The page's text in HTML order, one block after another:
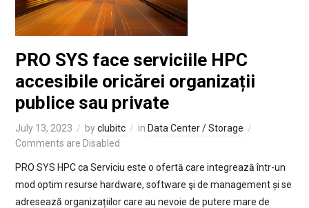
PRO SYS face serviciile HPC
accesibile oricărei organizații
publice sau private
July 13, 2023 byclubitc in Data Center / Storage
Comments are Disabled
PRO SYS HPC ca Serviciu este o ofertă care integrează într-un
mod optim resurse hardware, software şi de management și se
adresează organizațiilor care au nevoie de putere mare de